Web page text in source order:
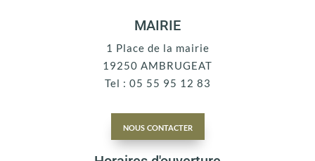
MAIRIE
1 Place de la mairie
19250 AMBRUGEAT
Tel : 05 55 95 12 83
nous contacter